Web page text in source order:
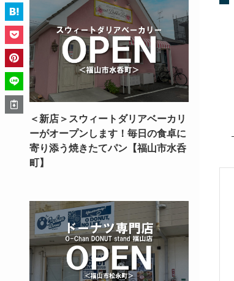
＜新店＞スウィートダリアベーカリ
ーがオープンします！毎日の食卓に
寄り添う焼きたてパン【福山市水呑
町】